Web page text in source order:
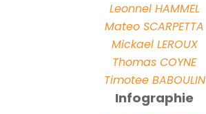
Leonnel HAMMEL
Mateo SCARPETTA
Mickael LEROUX
Thomas COYNE
Timotee BABOULIN
Infographie